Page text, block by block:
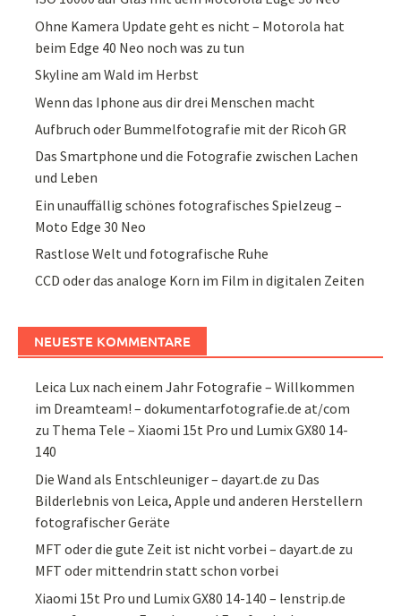
Ohne Kamera Update geht es nicht – Motorola hat
beim Edge 40 Neo noch was zu tun
Skyline am Wald im Herbst
Wenn das Iphone aus dir drei Menschen macht
Aufbruch oder Bummelfotografie mit der Ricoh GR
Das Smartphone und die Fotografie zwischen Lachen
und Leben
Ein unauffällig schönes fotografisches Spielzeug –
Moto Edge 30 Neo
Rastlose Welt und fotografische Ruhe
CCD oder das analoge Korn im Film in digitalen Zeiten
NEUESTE KOMMENTARE
Leica Lux nach einem Jahr Fotografie – Willkommen
im Dreamteam! – dokumentarfotografie.de at/com
zu Thema Tele – Xiaomi 15t Pro und Lumix GX80 14-
140
Die Wand als Entschleuniger – dayart.de zu Das
Bilderlebnis von Leica, Apple und anderen Herstellern
fotografischer Geräte
MFT oder die gute Zeit ist nicht vorbei – dayart.de zu
MFT oder mittendrin statt schon vorbei
Xiaomi 15t Pro und Lumix GX80 14-140 – lenstrip.de